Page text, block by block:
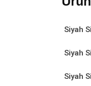
Siyah
Siyah
Siyah